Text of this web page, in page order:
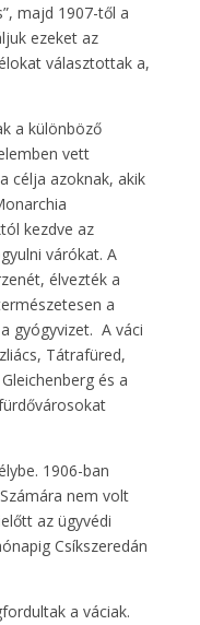
majd 1907-től a
ezeket az
választottak a,
a különböző
vett
célja azoknak, akik
kezdve az
várókat. A
élvezték a
a
gyógyvizet. A váci
Tátrafüred,
és a
1906-ban
nem volt
az ügyvédi
Csíkszeredán
a váciak.